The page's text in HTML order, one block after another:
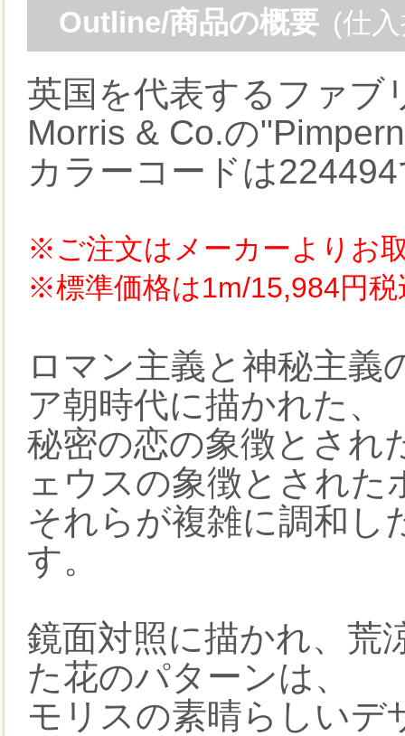
Outline/商品の概要 (仕
英国を代表するファブ
Morris & Co.の
カラーコードは
※ご注文はメーカーよりお
※標準価格は1m/15,984円
ロマン主義と神秘主義
ア朝時代に描かれた、
秘密の恋の象徴とされ
ェウスの象徴とされた
それらが複雑に調和し
す。
鏡面対照に描かれ、荒
た花のパターンは、
モリスの素晴らしいデ